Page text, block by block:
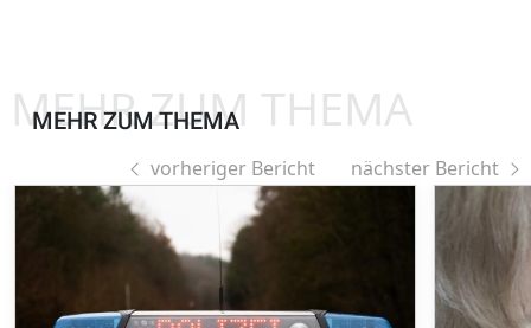
MEHR ZUM THEMA
MEHR ZUM THEMA
vorheriger Bericht nächster Bericht